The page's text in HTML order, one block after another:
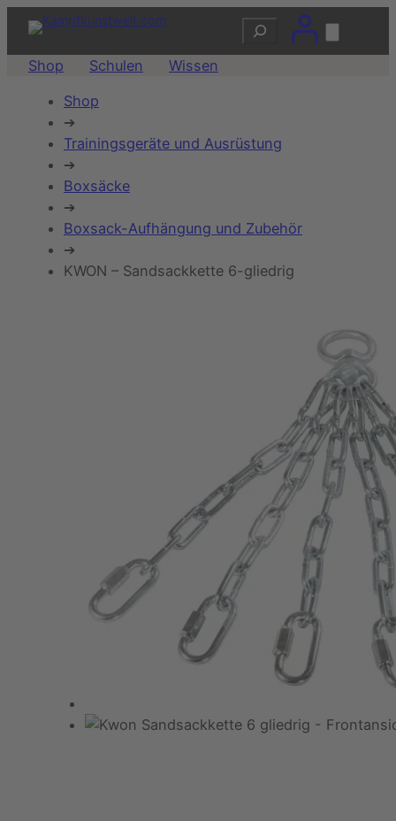
Suchen
Shop Schulen Wissen
Shop
➔
Trainingsgeräte und Ausrüstung
➔
Boxsäcke
➔
Boxsack-Aufhängung und Zubehör
➔
KWON – Sandsackkette 6-gliedrig